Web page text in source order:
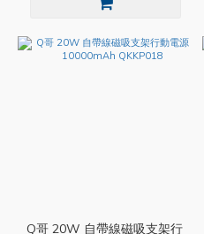
Q哥 20W 自帶線磁吸支架行